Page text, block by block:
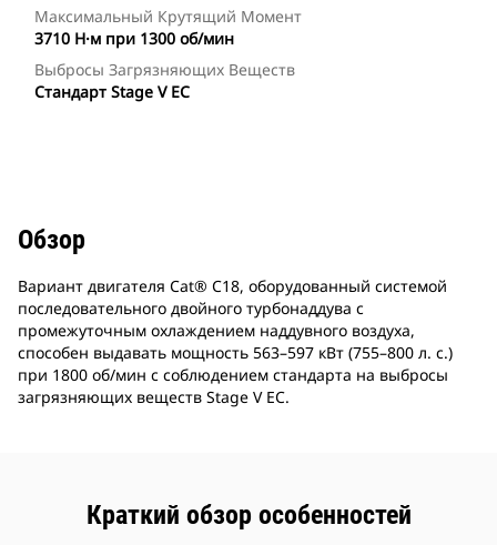
Максимальный Крутящий Момент
3710 Н·м при 1300 об/мин
Выбросы Загрязняющих Веществ
Стандарт Stage V ЕС
Обзор
Вариант двигателя Cat® C18, оборудованный системой
последовательного двойного турбонаддува с
промежуточным охлаждением наддувного воздуха,
способен выдавать мощность 563–597 кВт (755–800 л. с.)
при 1800 об/мин с соблюдением стандарта на выбросы
загрязняющих веществ Stage V ЕС.
Краткий обзор особенностей